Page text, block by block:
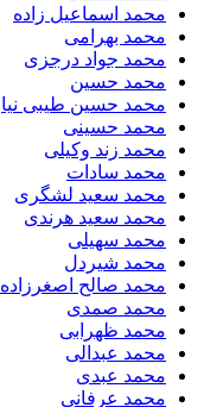
محمد اسماعیل زاده
محمد بهرامی
محمد جواد درجزی
محمد حسین
محمد حسین طیبی نیا
محمد حسینی
محمد زند وکیلی
محمد سادات
محمد سعید لشگری
محمد سعید هرندی
محمد سهیلی
​محمد شیردل
محمد صالح اصغرزاده
محمد صمدی
محمد ظهرابی
محمد عبدالی
محمد عبدی
محمد عرفانی